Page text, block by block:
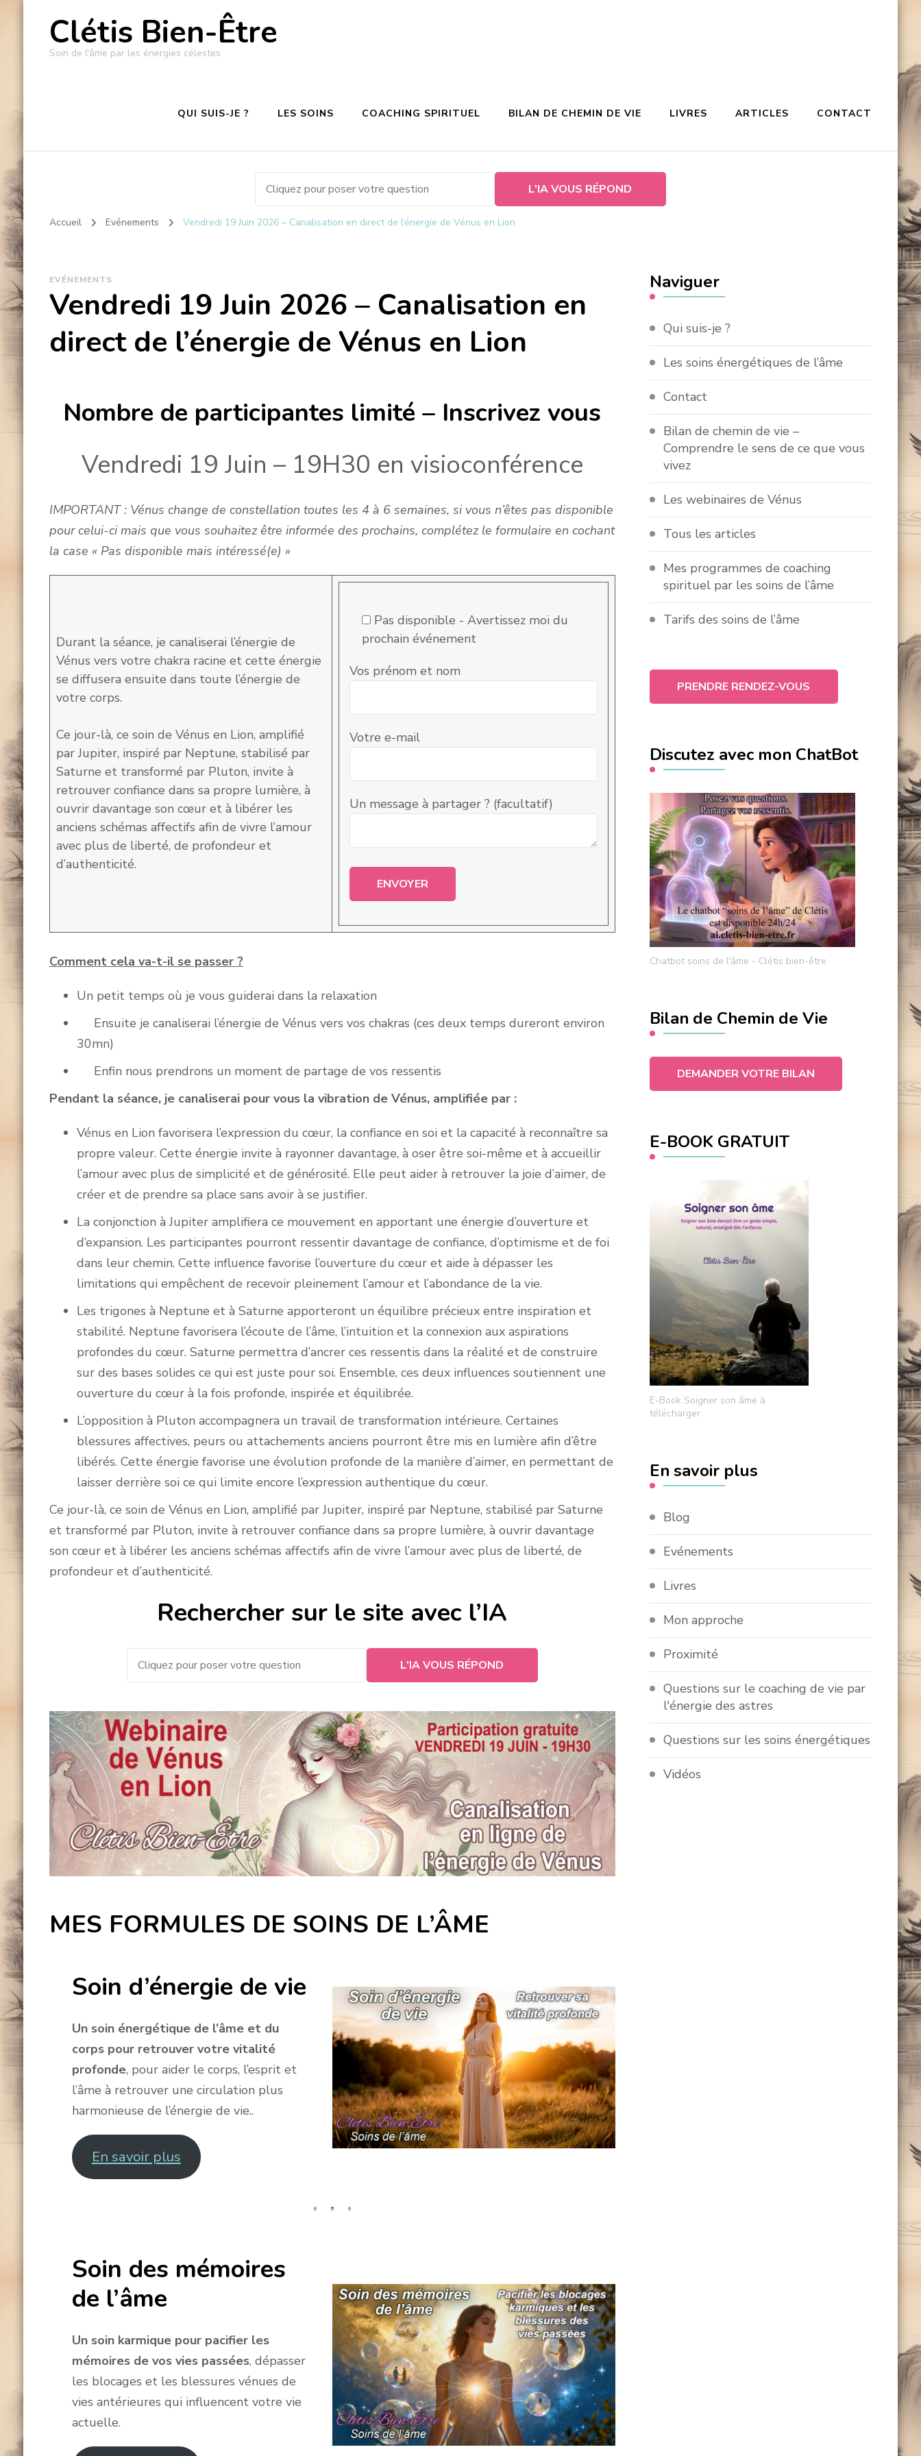
Clétis Bien-Être
Soin de l'âme par les énergies célestes
QUI SUIS-JE ? LES SOINS COACHING SPIRITUEL BILAN DE CHEMIN DE VIE LIVRES ARTICLES CONTACT
L'IA VOUS RÉPOND
Accueil Evénements Vendredi 19 Juin 2026 – Canalisation en direct de l’énergie de Vénus en Lion
EVÉNEMENTS
Vendredi 19 Juin 2026 – Canalisation en
direct de l’énergie de Vénus en Lion
Nombre de participantes limité – Inscrivez vous
Vendredi 19 Juin – 19H30 en visioconférence
IMPORTANT : Vénus change de constellation toutes les 4 à 6 semaines, si vous n’êtes pas disponible
pour celui-ci mais que vous souhaitez être informée des prochains, complétez le formulaire en cochant
la case « Pas disponible mais intéressé(e) »
Durant la séance, je canaliserai l’énergie de
Vénus vers votre chakra racine et cette énergie
se diffusera ensuite dans toute l’énergie de
votre corps.
Ce jour-là, ce soin de Vénus en Lion, amplifié
par Jupiter, inspiré par Neptune, stabilisé par
Saturne et transformé par Pluton, invite à
retrouver confiance dans sa propre lumière, à
ouvrir davantage son cœur et à libérer les
anciens schémas affectifs afin de vivre l’amour
avec plus de liberté, de profondeur et
d’authenticité.
Pas disponible - Avertissez moi du
prochain événement
Vos prénom et nom
Votre e-mail
Un message à partager ? (facultatif)
Comment cela va-t-il se passer ?
Un petit temps où je vous guiderai dans la relaxation
Ensuite je canaliserai l’énergie de Vénus vers vos chakras (ces deux temps dureront environ
30mn)
Enfin nous prendrons un moment de partage de vos ressentis
Pendant la séance, je canaliserai pour vous la vibration de Vénus, amplifiée par :
Vénus en Lion favorisera l’expression du cœur, la confiance en soi et la capacité à reconnaître sa
propre valeur. Cette énergie invite à rayonner davantage, à oser être soi-même et à accueillir
l’amour avec plus de simplicité et de générosité. Elle peut aider à retrouver la joie d’aimer, de
créer et de prendre sa place sans avoir à se justifier.
La conjonction à Jupiter amplifiera ce mouvement en apportant une énergie d’ouverture et
d’expansion. Les participantes pourront ressentir davantage de confiance, d’optimisme et de foi
dans leur chemin. Cette influence favorise l’ouverture du cœur et aide à dépasser les
limitations qui empêchent de recevoir pleinement l’amour et l’abondance de la vie.
Les trigones à Neptune et à Saturne apporteront un équilibre précieux entre inspiration et
stabilité. Neptune favorisera l’écoute de l’âme, l’intuition et la connexion aux aspirations
profondes du cœur. Saturne permettra d’ancrer ces ressentis dans la réalité et de construire
sur des bases solides ce qui est juste pour soi. Ensemble, ces deux influences soutiennent une
ouverture du cœur à la fois profonde, inspirée et équilibrée.
L’opposition à Pluton accompagnera un travail de transformation intérieure. Certaines
blessures affectives, peurs ou attachements anciens pourront être mis en lumière afin d’être
libérés. Cette énergie favorise une évolution profonde de la manière d’aimer, en permettant de
laisser derrière soi ce qui limite encore l’expression authentique du cœur.
Ce jour-là, ce soin de Vénus en Lion, amplifié par Jupiter, inspiré par Neptune, stabilisé par Saturne
et transformé par Pluton, invite à retrouver confiance dans sa propre lumière, à ouvrir davantage
son cœur et à libérer les anciens schémas affectifs afin de vivre l’amour avec plus de liberté, de
profondeur et d’authenticité.
Rechercher sur le site avec l’IA
L'IA VOUS RÉPOND
MES FORMULES DE SOINS DE L’ÂME
Soin d’énergie de vie
Un soin énergétique de l’âme et du
corps pour retrouver votre vitalité
profonde, pour aider le corps, l’esprit et
l’âme à retrouver une circulation plus
harmonieuse de l’énergie de vie..
En savoir plus
Soin des mémoires
de l’âme
Un soin karmique pour pacifier les
mémoires de vos vies passées, dépasser
les blocages et les blessures vénues de
vies antérieures qui influencent votre vie
actuelle.
Naviguer
Qui suis-je ?
Les soins énergétiques de l’âme
Contact
Bilan de chemin de vie –
Comprendre le sens de ce que vous
vivez
Les webinaires de Vénus
Tous les articles
Mes programmes de coaching
spirituel par les soins de l’âme
Tarifs des soins de l’âme
PRENDRE RENDEZ-VOUS
Discutez avec mon ChatBot
Chatbot soins de l'âme - Clétis bien-être
Bilan de Chemin de Vie
DEMANDER VOTRE BILAN
E-BOOK GRATUIT
E-Book Soigner son âme à
télécharger
En savoir plus
Blog
Evénements
Livres
Mon approche
Proximité
Questions sur le coaching de vie par
l'énergie des astres
Questions sur les soins énergétiques
Vidéos